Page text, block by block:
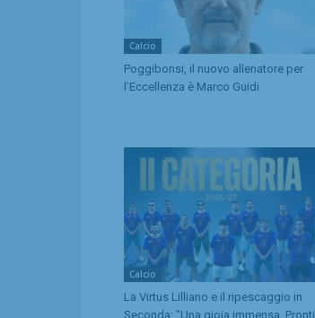
Calcio
Poggibonsi, il nuovo allenatore per
l’Eccellenza è Marco Guidi
Calcio
La Virtus Lilliano e il ripescaggio in
Seconda: “Una gioia immensa. Pronti